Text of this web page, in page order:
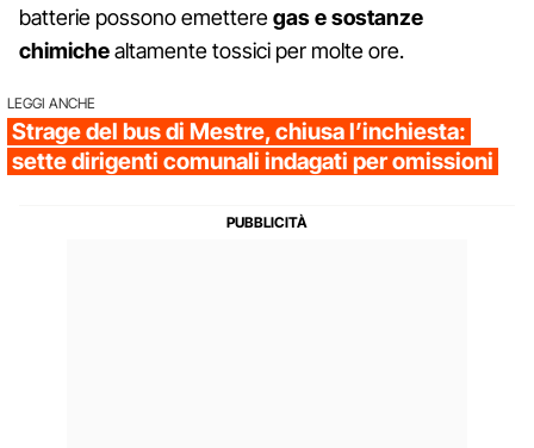
batterie possono emetteregas e sostanze
chimichealtamente tossici per molte ore.
LEGGI ANCHE
Strage del bus di Mestre, chiusa l’inchiesta:
sette dirigenti comunali indagati per omissioni